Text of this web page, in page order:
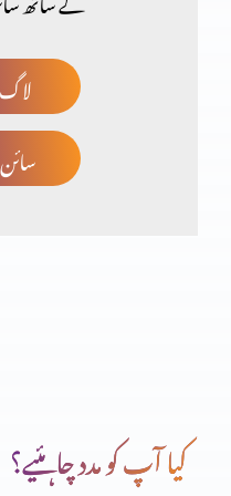
پانچ ہزار کو کھانا کھلانا
شگردوں کی تربیت
یہ کون ہے؟
کیا آپ کو مدد چاہئیے؟